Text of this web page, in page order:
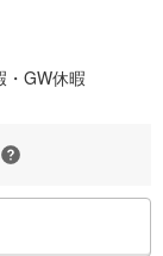
・GW休暇